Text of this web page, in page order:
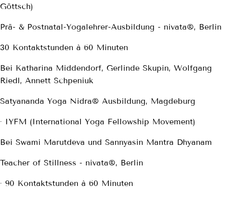
Göttsch)
Prä- & Postnatal-Yogalehrer-Ausbildung - nivata®, Berlin
30 Kontaktstunden à 60 Minuten
Bei Katharina Middendorf, Gerlinde Skupin, Wolfgang
Riedl, Annett Schpeniuk
Satyananda Yoga Nidra® Ausbildung, Magdeburg
· IYFM (International Yoga Fellowship Movement)
Bei Swami Marutdeva und Sannyasin Mantra Dhyanam
Teacher of Stillness - nivata®, Berlin
· 90 Kontaktstunden à 60 Minuten